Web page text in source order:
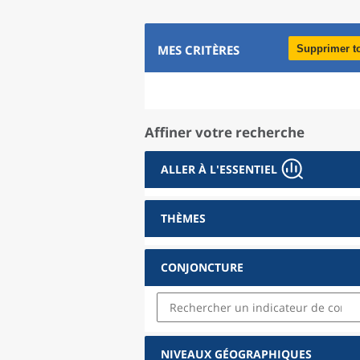
MES CRITÈRES Supprimer
Affiner votre recherche
ALLER À L'ESSENTIEL
THÈMES
CONJONCTURE
NIVEAUX GÉOGRAPHIQUES